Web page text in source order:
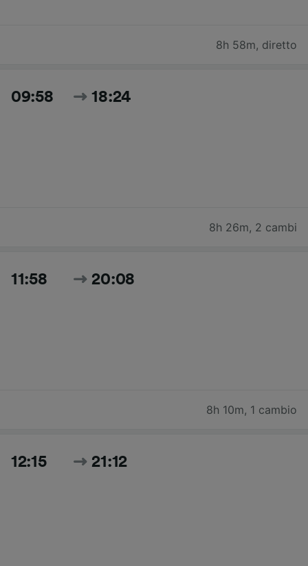
8h 58m, diretto
09:58 18:24
8h 26m, 2 cambi
11:58 20:08
8h 10m, 1 cambio
12:15 21:12